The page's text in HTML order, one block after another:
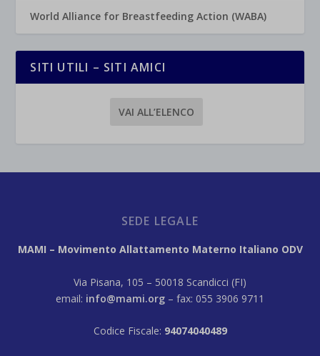
World Alliance for Breastfeeding Action (WABA)
SITI UTILI – SITI AMICI
VAI ALL’ELENCO
SEDE LEGALE
MAMI – Movimento Allattamento Materno Italiano ODV
Via Pisana, 105 – 50018 Scandicci (FI)
email: info@mami.org – fax: 055 3906 9711
Codice Fiscale: 94074040489